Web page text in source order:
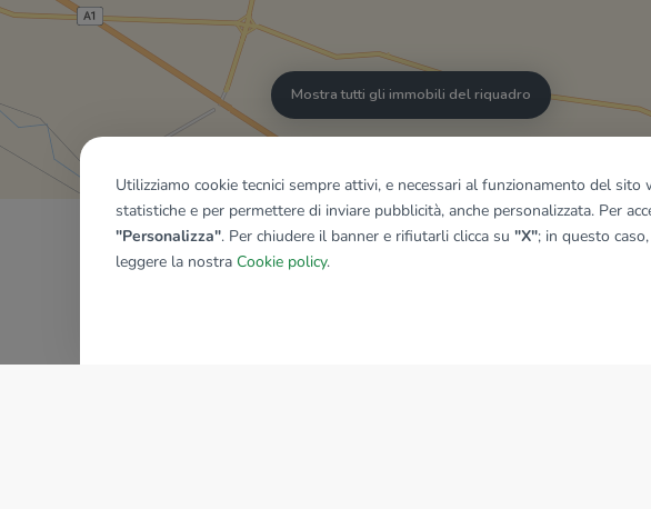
© OpenMapTiles| ©
Mostra tutti gli immobili del riquadro
Utilizziamo cookie tecnici sempre attivi, e necessari al funzionamento del
statistiche e per permettere di inviare pubblicità, anche personalizzata. Per
"Personalizza". Per chiudere il banner e rifiutarli clicca su "X"; in questo
leggere la nostra Cookie policy.